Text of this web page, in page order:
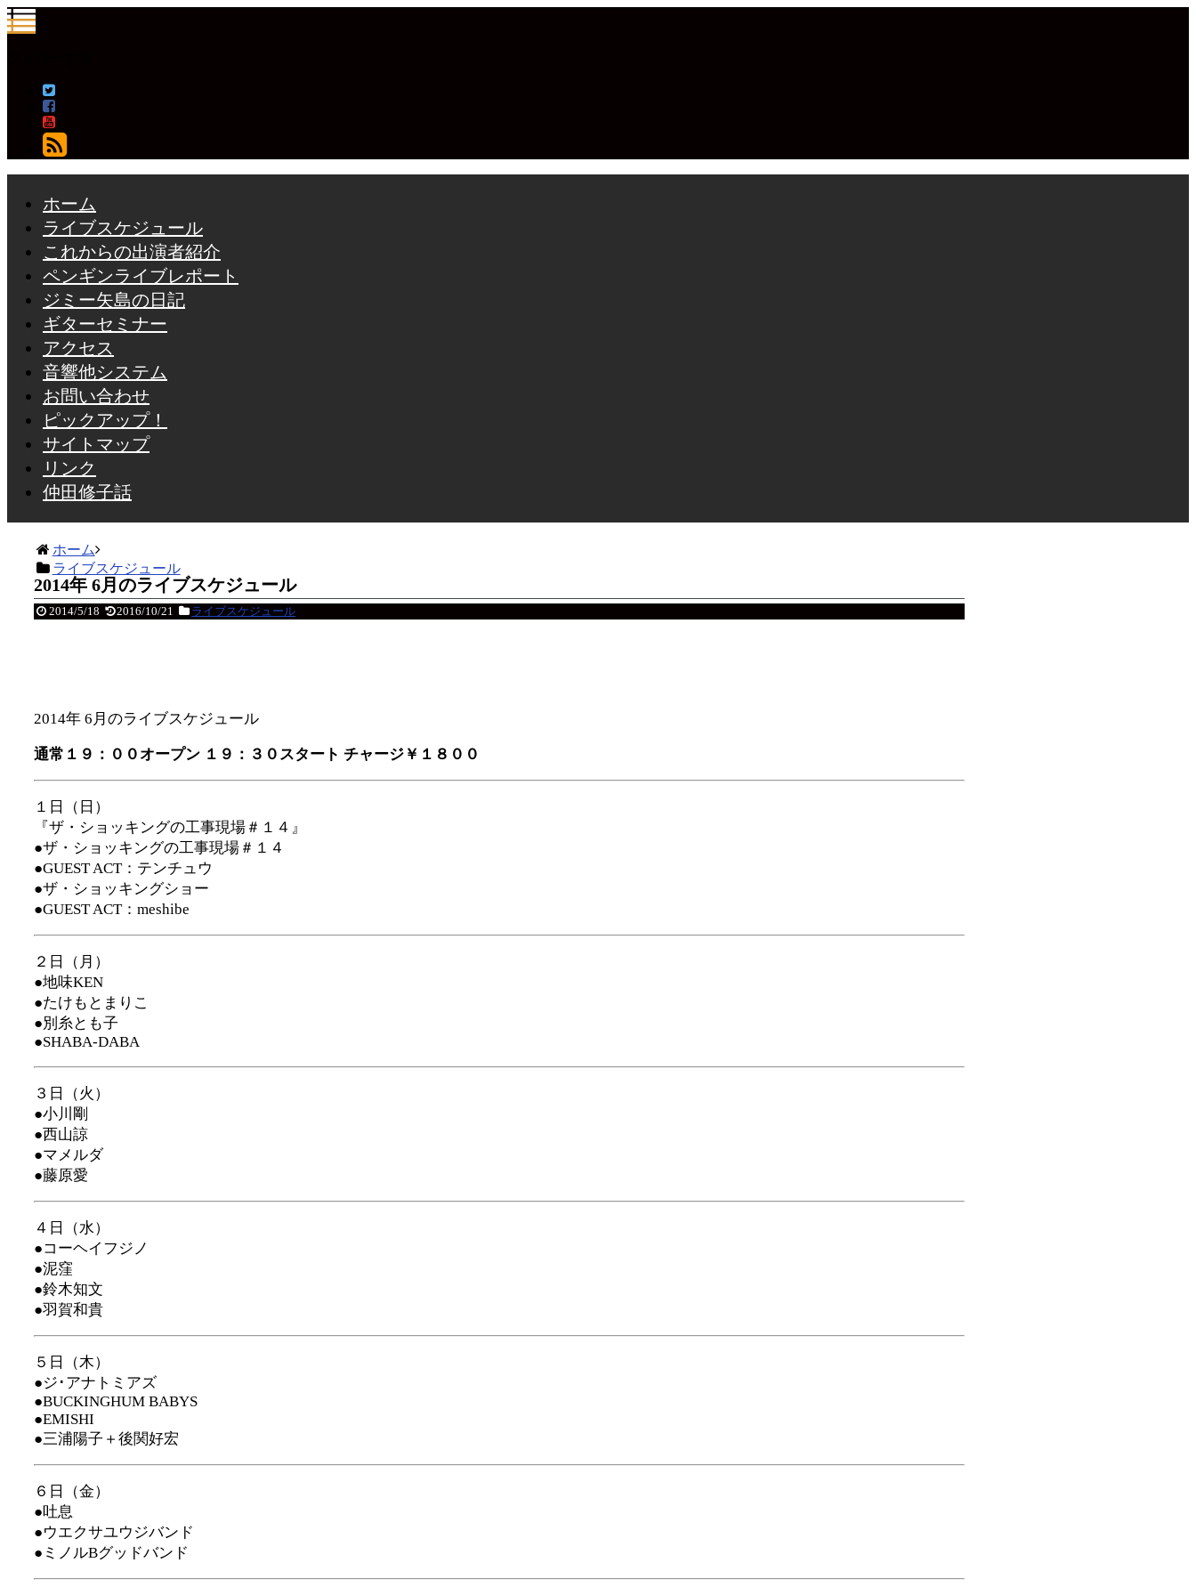
ホーム
ライブスケジュール
これからの出演者紹介
ペンギンライブレポート
ジミー矢島の日記
ギターセミナー
アクセス
音響他システム
お問い合わせ
ピックアップ！
サイトマップ
リンク
仲田修子話
ホーム
ライブスケジュール
2014年 6月のライブスケジュール
2014/5/18 2016/10/21 ライブスケジュール
2014年 6月のライブスケジュール
通常１９：００オープン １９：３０スタート チャージ￥１８００
１日（日）
『ザ・ショッキングの工事現場＃１４』
●ザ・ショッキングの工事現場＃１４
●GUEST ACT：テンチュウ
●ザ・ショッキングショー
●GUEST ACT：meshibe
２日（月）
●地味KEN
●たけもとまりこ
●別糸とも子
●SHABA-DABA
３日（火）
●小川剛
●西山諒
●マメルダ
●藤原愛
４日（水）
●コーヘイフジノ
●泥窪
●鈴木知文
●羽賀和貴
５日（木）
●ジ･アナトミアズ
●BUCKINGHUM BABYS
●EMISHI
●三浦陽子＋後関好宏
６日（金）
●吐息
●ウエクサユウジバンド
●ミノルBグッドバンド